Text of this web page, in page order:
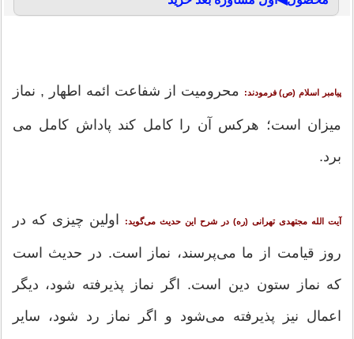
پیامبر اسلام (ص) فرمودند: محرومیت از شفاعت ائمه اطهار , نماز
میزان است؛ هرکس آن را کامل کند پاداش کامل می
برد.
آیت الله مجتهدی تهرانی (ره) در شرح این حدیث می‌گوید: اولین چیزی که در
روز قیامت از ما می‌پرسند، نماز است. در حدیث است
که نماز ستون دین است. اگر نماز پذیرفته شود، دیگر
اعمال نیز پذیرفته می‌شود و اگر نماز رد شود، سایر